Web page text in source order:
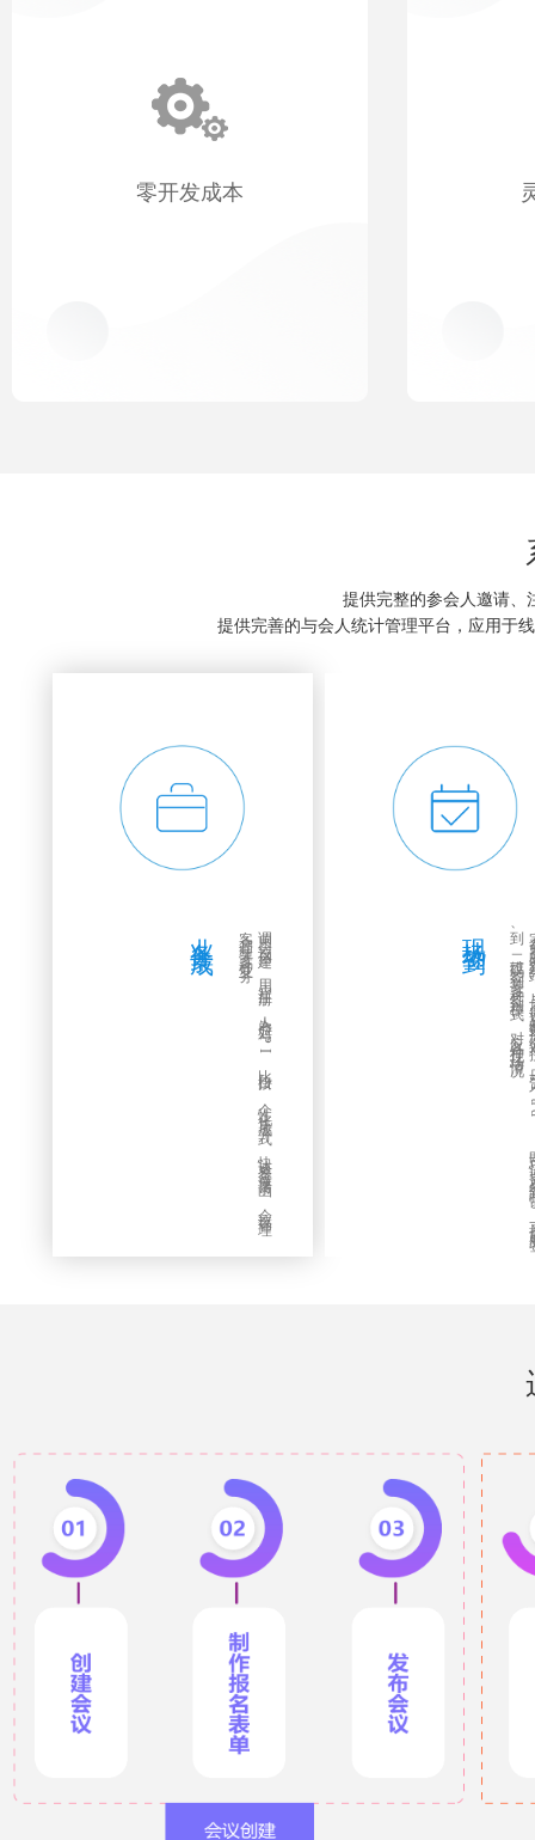
零开发成本
提供完整的参会人邀请、
提供完善的与会人统计管理平台，应用于
调
用
会
议
创
建
、
用
户
注
册
、
人
脸
对
A
P
I
比
接
口
。
个
性
化
集
成
方
式
，
快
速
整
合
邀
请
函
、
会
议
管
理
、
客
户
管
理
等
多
种
业
务
。 。